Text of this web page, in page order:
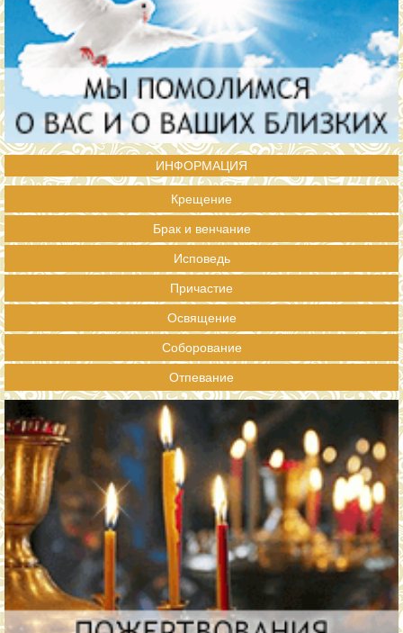
ИНФОРМАЦИЯ
Крещение
Брак и венчание
Исповедь
Причастие
Освящение
Соборование
Отпевание